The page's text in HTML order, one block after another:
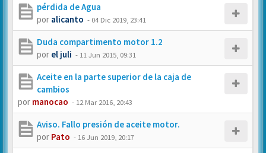
pérdida de Agua
por alicanto - 04 Dic 2019, 23:41
Duda compartimento motor 1.2
por el juli - 11 Jun 2015, 09:31
Aceite en la parte superior de la caja de
cambios
por manocao - 12 Mar 2016, 20:43
Aviso. Fallo presión de aceite motor.
por Pato - 16 Jun 2019, 20:17